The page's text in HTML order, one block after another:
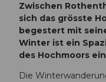
Zwischen
sich das grösste
begestert mit
Winter ist ein
des Hochmoors
Die